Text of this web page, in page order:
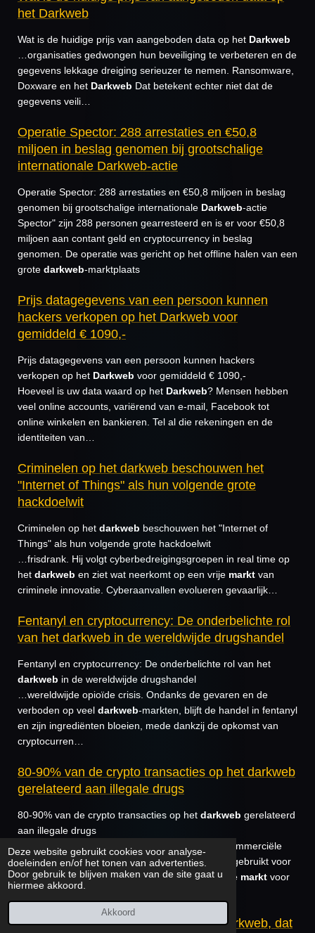
Deze website gebruikt cookies voor analyse-
doeleinden en/of het tonen van advertenties.
Door gebruik te blijven maken van de site gaat u
hiermee akkoord.
Akkoord
het Darkweb
Wat is de huidige prijs van aangeboden data op het Darkweb
…organisaties gedwongen hun beveiliging te verbeteren en de
gegevens lekkage dreiging serieuzer te nemen. Ransomware,
Doxware en het Darkweb Dat betekent echter niet dat de
gegevens veili…
Operatie Spector: 288 arrestaties en €50,8
miljoen in beslag genomen bij grootschalige
internationale Darkweb-actie
Operatie Spector: 288 arrestaties en €50,8 miljoen in beslag
genomen bij grootschalige internationale Darkweb-actie
Spector" zijn 288 personen gearresteerd en is er voor €50,8
miljoen aan contant geld en cryptocurrency in beslag
genomen. De operatie was gericht op het offline halen van een
grote darkweb-marktplaats
Prijs datagegevens van een persoon kunnen
hackers verkopen op het Darkweb voor
gemiddeld € 1090,-
Prijs datagegevens van een persoon kunnen hackers
verkopen op het Darkweb voor gemiddeld € 1090,-
Hoeveel is uw data waard op het Darkweb? Mensen hebben
veel online accounts, variërend van e-mail, Facebook tot
online winkelen en bankieren. Tel al die rekeningen en de
identiteiten van…
Criminelen op het darkweb beschouwen het
"Internet of Things" als hun volgende grote
hackdoelwit
Criminelen op het darkweb beschouwen het "Internet of
Things" als hun volgende grote hackdoelwit
…frisdrank. Hij volgt cyberbedreigingsgroepen in real time op
het darkweb en ziet wat neerkomt op een vrije markt van
criminele innovatie. Cyberaanvallen evolueren gevaarlijk…
Fentanyl en cryptocurrency: De onderbelichte rol
van het darkweb in de wereldwijde drugshandel
Fentanyl en cryptocurrency: De onderbelichte rol van het
darkweb in de wereldwijde drugshandel
…wereldwijde opioïde crisis. Ondanks de gevaren en de
verboden op veel darkweb-markten, blijft de handel in fentanyl
en zijn ingrediënten bloeien, mede dankzij de opkomst van
cryptocurren…
80-90% van de crypto transacties op het darkweb
gerelateerd aan illegale drugs
80-90% van de crypto transacties op het darkweb gerelateerd
aan illegale drugs
…die betrokken zijn bij de Amerikaanse online commerciële
seksmarkt, die volgens de GAO kunnen worden gebruikt voor
illegale sekshandel. “Het internet heeft een online markt voor
commerci…
“Niet iedereen heeft toegang tot het darkweb, dat